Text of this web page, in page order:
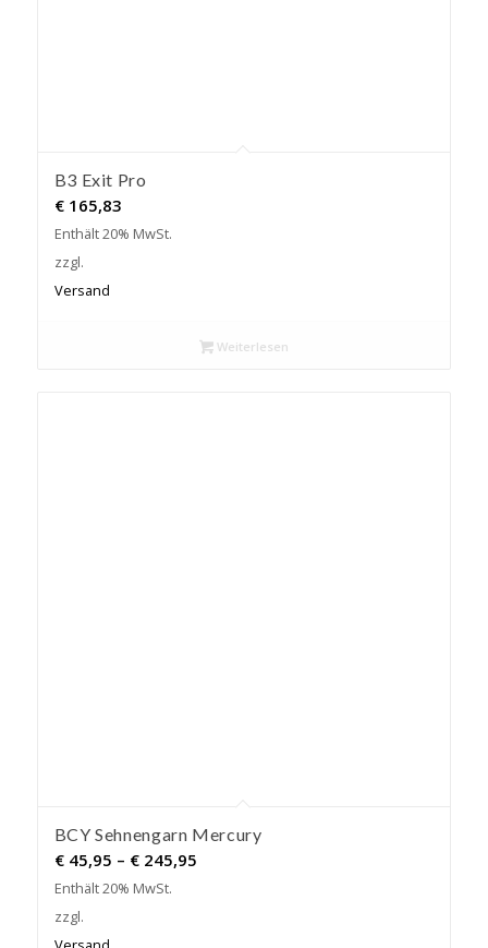
B3 Exit Pro
€165,83
Enthält 20% MwSt.
zzgl.
Versand
Weiterlesen
BCY Sehnengarn Mercury
€45,95 – €245,95Preisspanne:
Enthält 20% MwSt.
zzgl.